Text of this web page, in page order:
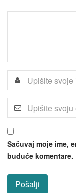
Sačuvaj moje ime,
buduće komentare.